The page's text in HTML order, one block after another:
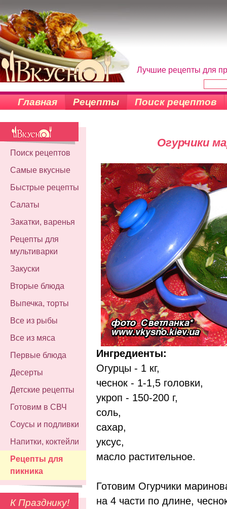
Лучшие рецепты для
Главная Рецепты Поиск рецептов
Поиск рецептов
Самые вкусные
Быстрые рецепты
Салаты
Закатки, варенья
Рецепты для
мультиварки
Закуски
Вторые блюда
Выпечка, торты
Все из рыбы
Все из мяса
Первые блюда
Десерты
Детские рецепты
Готовим в СВЧ
Соусы и подливки
Напитки, коктейли
Рецепты для
пикника
К Празднику!
Огурчики
Ингредиенты:
Огурцы - 1 кг,
чеснок - 1-1,5 головки,
укроп - 150-200 г,
соль,
сахар,
уксус,
масло растительное.
Готовим Огурчики
на 4 части по длине,